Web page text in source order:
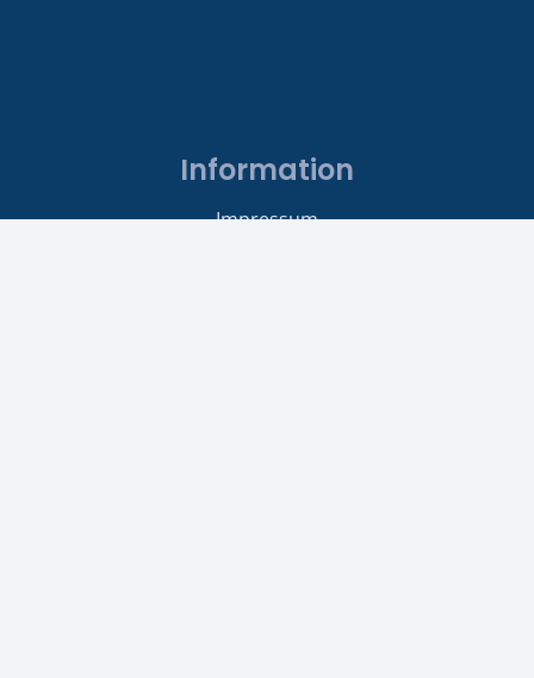
Information
Impressum